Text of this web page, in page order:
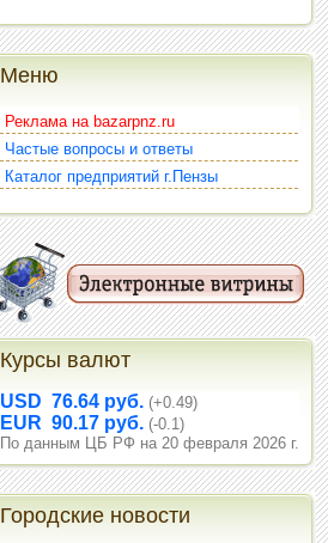
Меню
Реклама на bazarpnz.ru
Частые вопросы и ответы
Каталог предприятий г.Пензы
Курсы валют
USD 76.64 руб. (+0.49)
EUR 90.17 руб. (-0.1)
По данным ЦБ РФ на 20 февраля 2026 г.
Городские новости